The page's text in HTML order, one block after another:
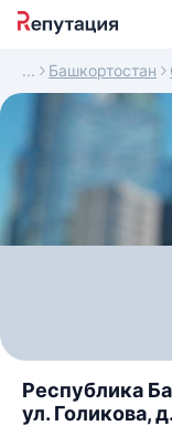
Башкортостан
Республика
ул. Голикова,